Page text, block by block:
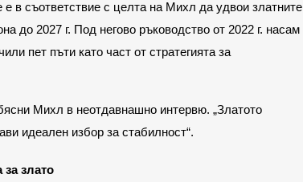
в съответствие с целта на Михл да удвои златните
до 2027 г. Под негово ръководство от 2022 г. насам
пет пъти като част от стратегията за
Михл в неотдавнашно интервю. „Златото
идеален избор за стабилност“.
злато